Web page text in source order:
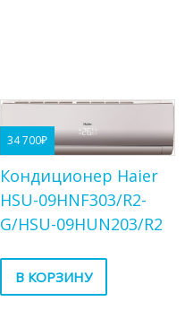
34 700₽
Кондиционер Haier
HSU-09HNF303/R2-
G/HSU-09HUN203/R2
В КОРЗИНУ